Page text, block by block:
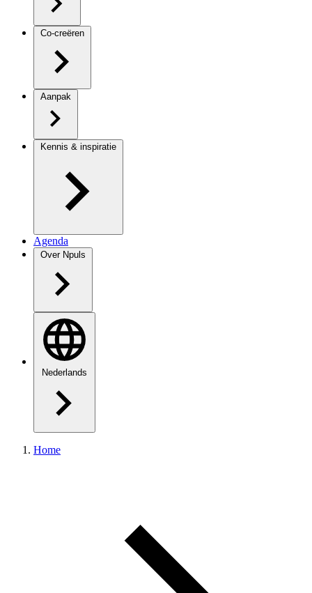
Co-creëren
Aanpak
Kennis & inspiratie
Agenda
Over Npuls
Nederlands
Home